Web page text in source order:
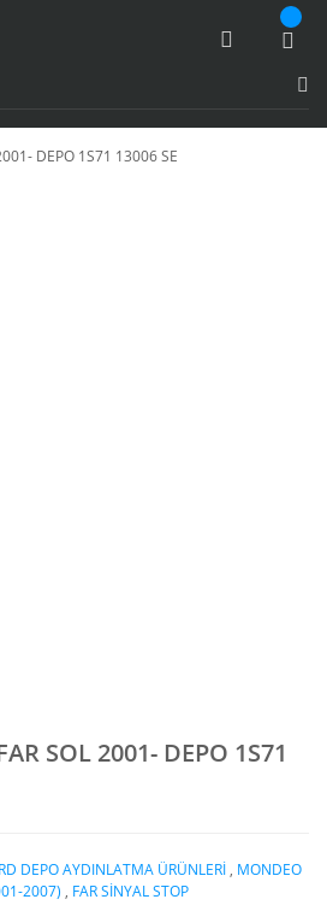
SOL 2001- DEPO 1S71
DEPO AYDINLATMA ÜRÜNLERİ , MONDEO
2007) , FAR SİNYAL STOP